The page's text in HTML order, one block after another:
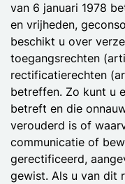
van 6 januari 1978
en vrijheden,
beschikt u over
toegangsrechten
rectificatierechten
betreffen. Zo kunt u
betreft en die
verouderd is of
communicatie of
gerectificeerd,
gewist. Als u van dit